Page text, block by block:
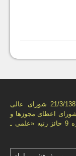
فصل‌نامه «روان‌شناسی و دين» به استناد ماده واحده مصوب 21/3/1387 شورای عالی
فرهنگی و بر اساس نامه شماره 104/الف مورخ 21/3/1390 شورای اعطای مجوزها و
امتيازهای علمی وابسته به شورای عالی حوزه‌هاي علميه، از شماره 9 حائز رتبه «علمی ـ